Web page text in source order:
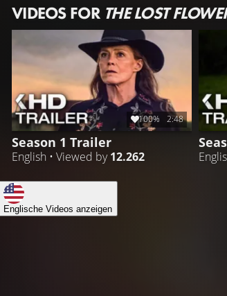
VIDEOS FOR THE LOST
100% 2:48
Season 1 Trailer
English • Viewed by12.262
Englische Videos anzeigen